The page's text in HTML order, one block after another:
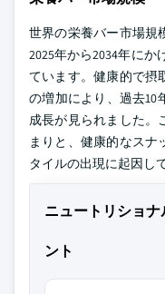
世界の栄養バー市場規
2025年から2034年にか
ています。健康的で摂
の増加により、過去10
成長が見られました。
まりと、健康的なスナ
タイルの出現に起因し
ニュートリショ
ント